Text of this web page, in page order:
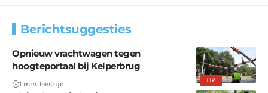
Berichtsuggesties
112
Opnieuw vrachtwagen tegen
hoogteportaal bij Kelperbrug
1 min. leestijd